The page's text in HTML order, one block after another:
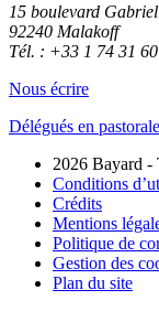
15 boulevard
92240 Malakoff
Tél. : +33 1 74 31
Nous écrire
Délégués en pastorale
2026 Bayard -
Conditions
Crédits
Mentions
Politique de
Gestion des
Plan du site